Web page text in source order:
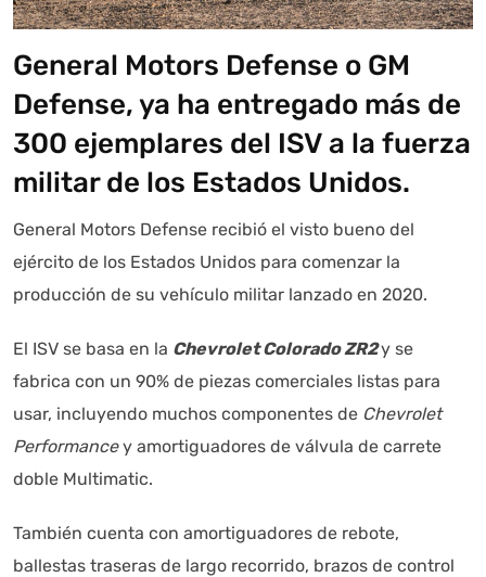
General Motors Defense o GM
Defense, ya ha entregado más de
300 ejemplares del ISV a la fuerza
militar de los Estados Unidos.
General Motors Defense recibió el visto bueno del
ejército de los Estados Unidos para comenzar la
producción de su vehículo militar lanzado en 2020.
El ISV se basa en la Chevrolet Colorado ZR2y se
fabrica con un 90% de piezas comerciales listas para
usar, incluyendo muchos componentes de Chevrolet
Performancey amortiguadores de válvula de carrete
doble Multimatic.
También cuenta con amortiguadores de rebote,
ballestas traseras de largo recorrido, brazos de control
Autoanalítica IA Agente Inteligente
Estoy aquí para encontrar lo que necesitas. ¿Qué estás
buscando? "Este asistente con IA (OpenAI) ofrece
Asistente con IA en desarrollo. Autoanalítica optimiza
diariamente su exactitud."